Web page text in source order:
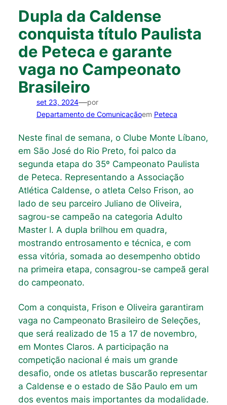
Dupla da Caldense
conquista título Paulista
de Peteca e garante
vaga no Campeonato
Brasileiro
set 23, 2024—por
Departamento de Comunicaçãoem Peteca
Neste final de semana, o Clube Monte Líbano,
em São José do Rio Preto, foi palco da
segunda etapa do 35º Campeonato Paulista
de Peteca. Representando a Associação
Atlética Caldense, o atleta Celso Frison, ao
lado de seu parceiro Juliano de Oliveira,
sagrou-se campeão na categoria Adulto
Master I. A dupla brilhou em quadra,
mostrando entrosamento e técnica, e com
essa vitória, somada ao desempenho obtido
na primeira etapa, consagrou-se campeã geral
do campeonato.
Com a conquista, Frison e Oliveira garantiram
vaga no Campeonato Brasileiro de Seleções,
que será realizado de 15 a 17 de novembro,
em Montes Claros. A participação na
competição nacional é mais um grande
desafio, onde os atletas buscarão representar
a Caldense e o estado de São Paulo em um
dos eventos mais importantes da modalidade.